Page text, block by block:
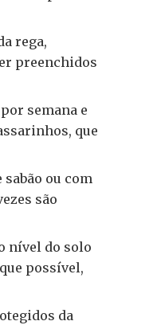
rega,
preenchidos
semana e
que
ou com
são
nível do solo
possível,
da